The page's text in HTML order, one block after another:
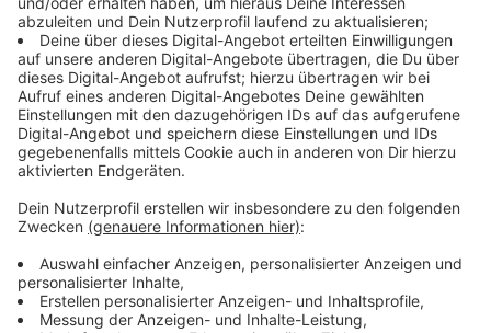
gemeinschaftlich schweren sexuellen
Kindesmissbrauch in über hundert Fällen begangen
haben. Kurz nach seiner Festnahme legte der
Krefelder ein umfassendes Geständnis ab. Außerdem
half er den Ermittlern bei der Aufklärung weiterer Fälle
und Taten. Der Viersener legte ein Teilgeständnis ab,
schwieg aber zum Vorwurf des gemeinschaftlichen
Missbrauchs. Die beiden Männer sollen sich an ihrer
Tochter, bzw. ihren Nichten vergangen haben. Sie
sollen die Kinder wie Sexspielzeug getauscht haben,
so die Staatsanwaltschaft.